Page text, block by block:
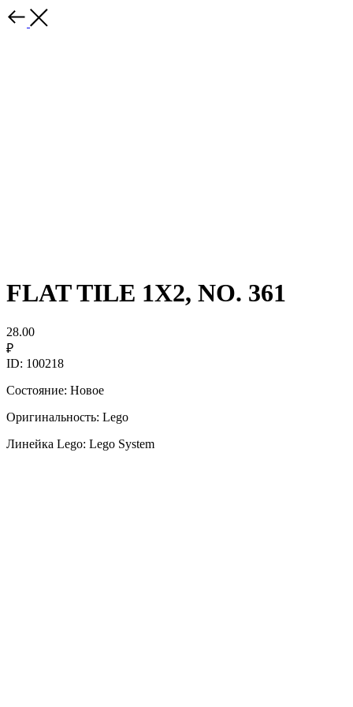
FLAT TILE 1X2, NO. 361
28.00
₽
ID: 100218
Состояние: Новое
Оригинальность: Lego
Линейка Lego: Lego System